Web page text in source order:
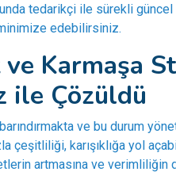
tedarikçi ile sürekli
edebilirsiniz.
ve Karmaşa
ile Çözüldü
ve bu durum
çeşitliliği, karışıklığa yol
artmasına ve verimliliğin